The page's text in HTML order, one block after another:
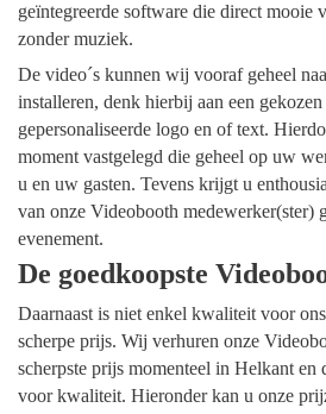
geïntegreerde software die direct mooie
zonder muziek.
De video´s kunnen wij vooraf geheel
installeren, denk hierbij aan een
gepersonaliseerde logo en of text.
moment vastgelegd die geheel op uw
u en uw gasten. Tevens krijgt u
van onze Videobooth medewerker(ster)
evenement.
De goedkoopste
Daarnaast is niet enkel kwaliteit voor
scherpe prijs. Wij verhuren onze
scherpste prijs momenteel in Helkant en
voor kwaliteit. Hieronder kan u onze